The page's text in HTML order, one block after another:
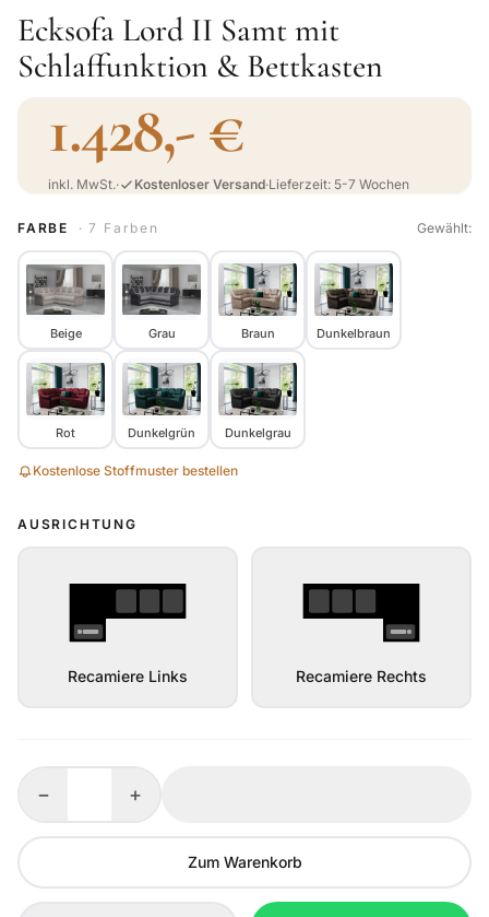
Ecksofa Lord II Samt mit
Schlaffunktion & Bettkasten
1.428,- €
inkl. MwSt.· Kostenloser Versand·Lieferzeit: 5-7 Wochen
FARBE · 7 Farben Gewählt:
Beige Grau Braun Dunkelbraun
Rot Dunkelgrün Dunkelgrau
Kostenlose Stoffmuster bestellen
AUSRICHTUNG
Recamiere Links Recamiere Rechts
− +
Zum Warenkorb